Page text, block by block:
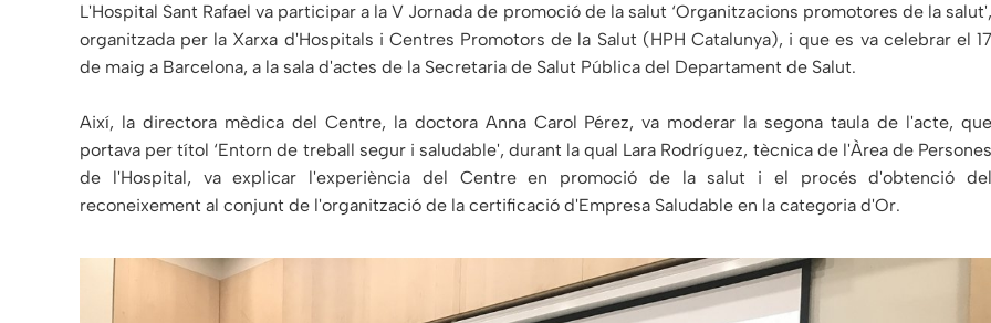
L'Hospital Sant Rafael va participar a la V Jornada de promoció de la salut ‘Organitzacions promotores de la salut',
organitzada per la Xarxa d'Hospitals i Centres Promotors de la Salut (HPH Catalunya), i que es va celebrar el 17
de maig a Barcelona, a la sala d'actes de la Secretaria de Salut Pública del Departament de Salut.
Així, la directora mèdica del Centre, la doctora Anna Carol Pérez, va moderar la segona taula de l'acte, que
portava per títol ‘Entorn de treball segur i saludable', durant la qual Lara Rodríguez, tècnica de l'Àrea de Persones
de l'Hospital, va explicar l'experiència del Centre en promoció de la salut i el procés d'obtenció del
reconeixement al conjunt de l'organització de la certificació d'Empresa Saludable en la categoria d'Or.